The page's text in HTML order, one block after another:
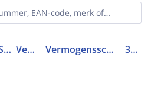
Schakelaars Vermogenschakelaars Vermogensschakelaar trafo, generator en installatiebeveiliging 3RV28111HD10